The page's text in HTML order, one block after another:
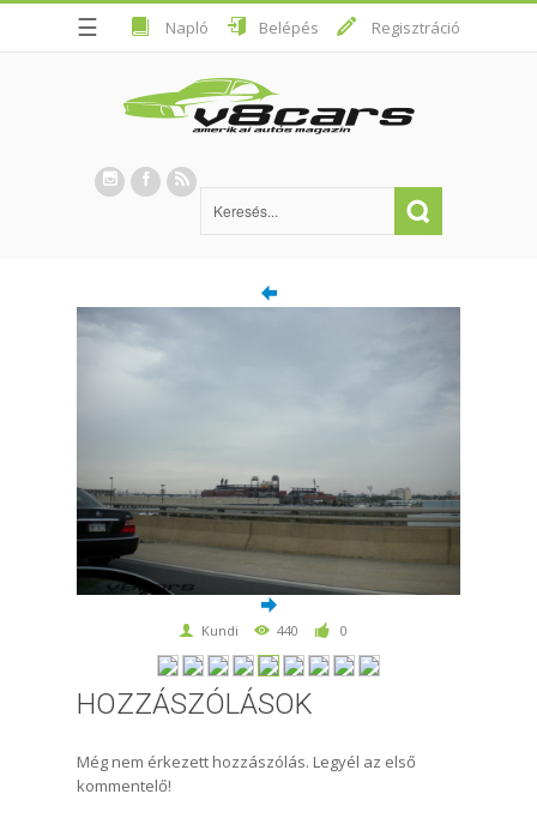
☰ Napló Belépés Regisztráció
Kundi 440 0
HOZZÁSZÓLÁSOK
Még nem érkezett hozzászólás. Legyél az első
kommentelő!